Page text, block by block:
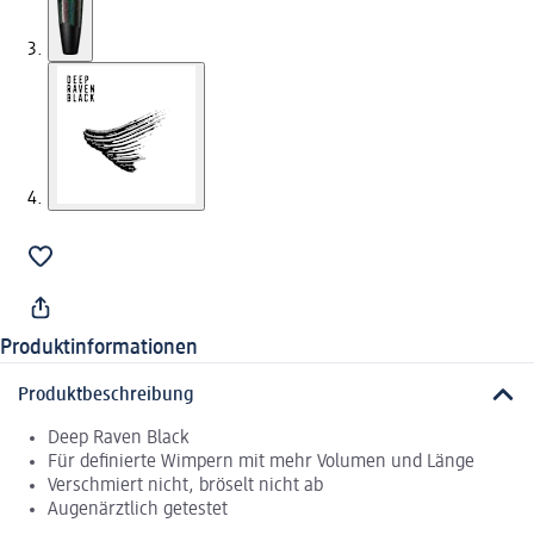
Produktinformationen
Produktbeschreibung
Deep Raven Black
Für definierte Wimpern mit mehr Volumen und Länge
Verschmiert nicht, bröselt nicht ab
Augenärztlich getestet